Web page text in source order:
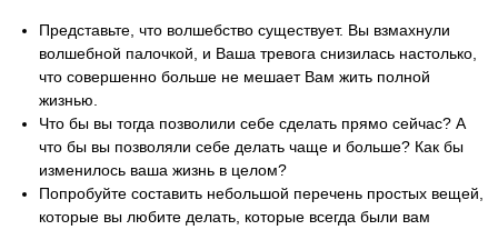
Представьте, что волшебство существует. Вы взмахнули
волшебной палочкой, и Ваша тревога снизилась настолько,
что совершенно больше не мешает Вам жить полной
жизнью.
Что бы вы тогда позволили себе сделать прямо сейчас? А
что бы вы позволяли себе делать чаще и больше? Как бы
изменилось ваша жизнь в целом?
Попробуйте составить небольшой перечень простых вещей,
которые вы любите делать, которые всегда были вам